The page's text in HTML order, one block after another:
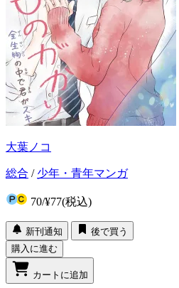
大葉ノコ
総合 / 少年・青年マンガ
70/¥77(税込)
新刊通知
後で買う
購入に進む
カートに追加